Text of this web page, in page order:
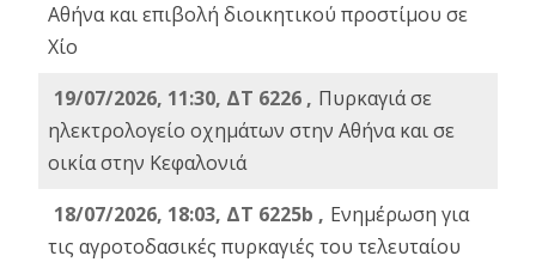
Αθήνα και επιβολή διοικητικού προστίμου σε
Χίο
19/07/2026, 11:30, ΔΤ 6226 , Πυρκαγιά σε
ηλεκτρολογείο οχημάτων στην Αθήνα και σε
οικία στην Κεφαλονιά
18/07/2026, 18:03, ΔΤ 6225b , Ενημέρωση για
τις αγροτοδασικές πυρκαγιές του τελευταίου